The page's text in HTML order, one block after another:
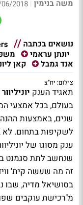
משה בנימין |
2018 16:03
נושאים בכתבה
יונתן עראמי
אנד גמבל
קאן
צילום: יח"צ
תאגיד הענק יוניליוור
בעולם, בכל אמצעי
שנים, באמצעות
לשקיפות בתחום. לא
ענק מסוגו של
שנחשב לתת סגמנט
זה מה שעשה קית'
בסושיאל מדיה, שבו
מ"רכישת עוקבים